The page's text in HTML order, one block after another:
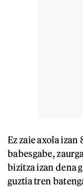
Ez zaie axola
babesgabe,
bizitza izan dena
guztia tren